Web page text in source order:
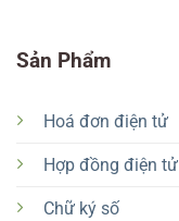
Sản Phẩm
Hoá đơn điện tử
Hợp đồng điện tử
Chữ ký số